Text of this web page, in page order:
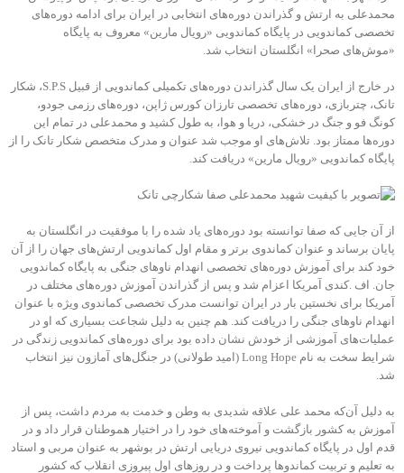
محمدعلی به ارتش و گذراندن دوره‌های انتخابی در ایران برای ادامه دوره‌های
تخصصی کماندویی در پایگاه کماندویی «رویال مارین» معروف به پایگاه
«موش‌های صحرا» انگلستان انتخاب شد.
در خارج از ایران یک سال گذراندن دوره‌های تکمیلی کماندویی از قبیل S.P.S، شکار
تانک، چتربازی، دوره‌های تخصصی تارزان کورس ژاپن، دوره‌های رزمی جودو،
کونگ فو و جنگ در خشکی، دریا و هوا، به طول کشید و محمدعلی در تمام این
دوره‌ها ممتاز بود. تلاش‌های او موجب شد عنوان و مدرک متخصص شکار تانک را از
پایگاه کماندویی «رویال مارین» دریافت کند.
از آن جایی که صفا توانسته بود دوره‌های یاد شده را با موفقیت در انگلستان به
پایان برساند و عنوان کماندوی برتر و مقام اول کماندویی ارتش‌های جهان را از آن
خود کند برای آموزش دوره‌های تخصصی انهدام ناوهای جنگی به پایگاه کماندویی
جان. اف .کندی آمریکا اعزام شد و پس از گذراندن آموزش دوره‌های مختلف در
آمریکا برای نخستین بار در ایران توانست مدرک تخصصی کماندوی ویژه با عنوان
انهدام ناوهای جنگی را دریافت کند. هم چنین به دلیل شجاعت بسیاری که او در
عملیات‌های آموزشی از خودش نشان داده بود برای دوره‌های کماندویی زندگی در
شرایط سخت به نام Long Hope (امید طولانی) در جنگل‌های آمازون نیز انتخاب
شد.
به دلیل آن‌که محمد علی علاقه شدیدی به وطن و خدمت به مردم داشت، پس از
آموزش به کشور بازگشت و آموخته‌های خود را در اختیار هموطنان قرار داد و در
قدم اول در پایگاه کماندویی نیروی دریایی ارتش در بوشهر به عنوان مربی و استاد
به تعلیم و تربیت کماندوها پرداخت و در روزهای اول پیروزی انقلاب که کشور